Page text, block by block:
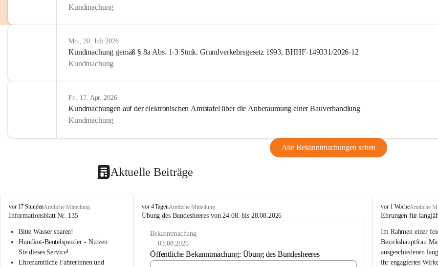
Kundmachung
Mo., 20. Juli 2026
Kundmachung gemäß § 8a Abs. 1-3 Stmk. Grundverkehrsgesetz 1993, BHHF-149331/2026-12
Kundmachung
Fr., 17. Apr. 2026
Kundmachungen auf der elektronischen Amtstafel über die Anberaumung einer Bauverhandlung
Kundmachung
Alle Bekanntmachungen sehen
Aktuelle Beiträge
B
u
h
vor 17 StundenAmtliche Mitteilung
Informationsblatt Nr. 135
Bitte Wasser sparen!
Hundkot-Beutelspender - Nutzen
Sie dieses Service!
Ehrenamtliche Fahrerinnen und
B
u
vor 4 TagenAmtliche Mitteilung
Übung des Bundesheeres von 24.08. bis 28.08.2026
Bekanntmachung
03.08.2026
Öffentliche Bekanntmachung: Übung des Bundesheeres
B
u
h
-
S
t
vor 1 WocheAmtliche
Ehrungen für
Im Rahmen einer
Bezirkshauptfrau
ausgeschiedenen
ihr engagiertes